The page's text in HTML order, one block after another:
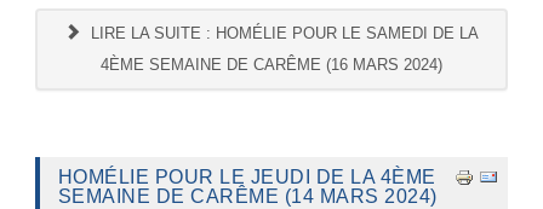
LIRE LA SUITE : HOMÉLIE POUR LE SAMEDI DE LA
4ÈME SEMAINE DE CARÊME (16 MARS 2024)
HOMÉLIE POUR LE JEUDI DE LA 4ÈME
SEMAINE DE CARÊME (14 MARS 2024)